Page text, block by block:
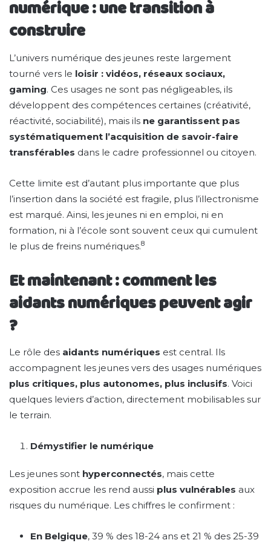
numérique : une transition à
construire
L’univers numérique des jeunes reste largement
tourné vers le loisir : vidéos, réseaux sociaux,
gaming. Ces usages ne sont pas négligeables, ils
développent des compétences certaines (créativité,
réactivité, sociabilité), mais ils ne garantissent pas
systématiquement l’acquisition de savoir-faire
transférables dans le cadre professionnel ou citoyen.
Cette limite est d’autant plus importante que plus
l’insertion dans la société est fragile, plus l’illectronisme
est marqué. Ainsi, les jeunes ni en emploi, ni en
formation, ni à l’école sont souvent ceux qui cumulent
le plus de freins numériques.8
Et maintenant : comment les
aidants numériques peuvent agir
?
Le rôle des aidants numériques est central. Ils
accompagnent les jeunes vers des usages numériques
plus critiques, plus autonomes, plus inclusifs. Voici
quelques leviers d’action, directement mobilisables sur
le terrain.
Démystifier le numérique
Les jeunes sont hyperconnectés, mais cette
exposition accrue les rend aussi plus vulnérables aux
risques du numérique. Les chiffres le confirment :
En Belgique, 39 % des 18-24 ans et 21 % des 25-39